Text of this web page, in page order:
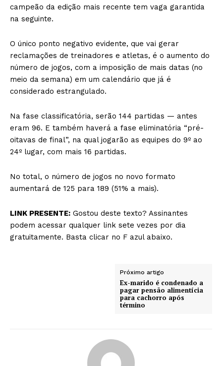
campeão da edição mais recente tem vaga garantida
na seguinte.
O único ponto negativo evidente, que vai gerar
reclamações de treinadores e atletas, é o aumento do
número de jogos, com a imposição de mais datas (no
meio da semana) em um calendário que já é
considerado estrangulado.
Na fase classificatória, serão 144 partidas — antes
eram 96. E também haverá a fase eliminatória “pré-
oitavas de final”, na qual jogarão as equipes do 9º ao
24º lugar, com mais 16 partidas.
No total, o número de jogos no novo formato
aumentará de 125 para 189 (51% a mais).
LINK PRESENTE: Gostou deste texto? Assinantes
podem acessar qualquer link sete vezes por dia
gratuitamente. Basta clicar no F azul abaixo.
Próximo artigo
Ex-marido é condenado a
pagar pensão alimentícia
para cachorro após
término